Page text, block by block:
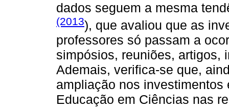
dados seguem a mesma
(2013), que avaliou que as
professores só passam a
simpósios, reuniões, artigos,
Ademais, verifica-se que,
ampliação nos
Educação em Ciências nas